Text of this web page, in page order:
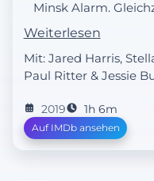
Minsk Alarm.
Krankenhaus der
Ersthelfern, die an
leiden.
Weiterlesen
Mit: Jared Harris,
Paul Ritter & Jessie
2019 1h 6m
Auf IMDb ansehen